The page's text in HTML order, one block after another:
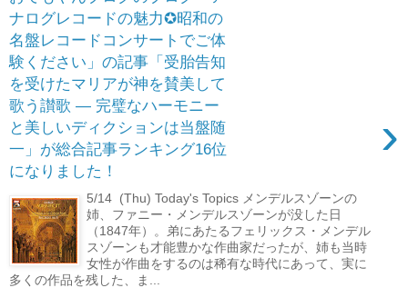
ナログレコードの魅力✪昭和の
名盤レコードコンサートでご体
験ください」の記事「受胎告知
を受けたマリアが神を賛美して
歌う讃歌 ― 完璧なハーモニー
と美しいディクションは当盤随
一」が総合記事ランキング16位
になりました！
›
5/14 (Thu) Today's Topics メンデルスゾーンの
姉、ファニー・メンデルスゾーンが没した日
（1847年）。弟にあたるフェリックス・メンデル
スゾーンも才能豊かな作曲家だったが、姉も当時
女性が作曲をするのは稀有な時代にあって、実に
多くの作品を残した、ま...